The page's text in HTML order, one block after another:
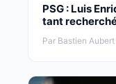
PSG : Luis
tant
Par Bastien Aubert